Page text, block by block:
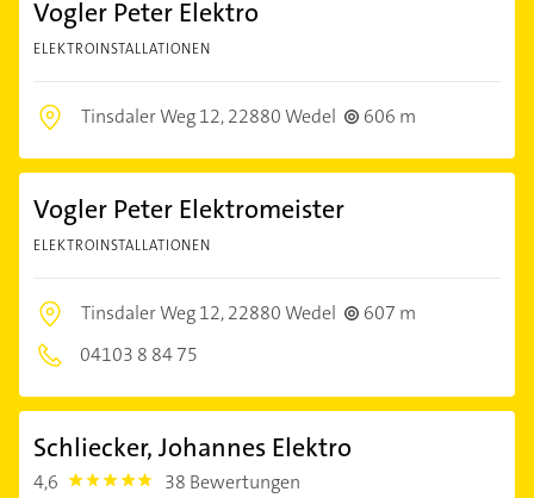
Vogler Peter Elektro
ELEKTROINSTALLATIONEN
Tinsdaler Weg 12,22880 Wedel 606 m
Vogler Peter Elektromeister
ELEKTROINSTALLATIONEN
Tinsdaler Weg 12,22880 Wedel
607 m
04103 8 84 75
Schliecker, Johannes Elektro
4,6 4.6 38 Bewertungen